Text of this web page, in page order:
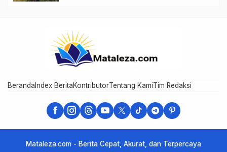
Beranda Index BeritaKontributorTentang KamiTim Redaksi
Mataleza.com - Berita Cepat, Akurat, dan Terpercaya